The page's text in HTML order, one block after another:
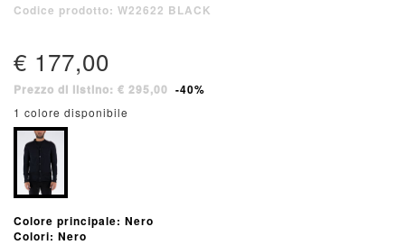
Codice prodotto: W22622 BLACK
€ 177,00
Prezzo di listino: € 295,00 -40%
1 colore disponibile
Colore principale: Nero
Colori: Nero